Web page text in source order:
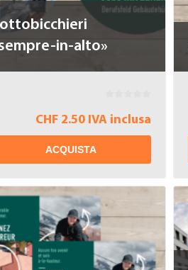
in-alto»
CHF 2.50 IVA inclusa
ACQUISTA